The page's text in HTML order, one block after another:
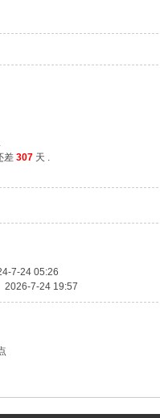
差 307 天 .
7-24 05:26
2026-7-24 19:57